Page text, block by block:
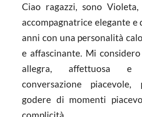
Ciao ragazzi, sono Violeta,
accompagnatrice elegante e
anni con una personalità
e affascinante. Mi
allegra, affettuosa
conversazione
godere di momenti